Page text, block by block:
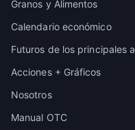
Granos y Alimentos
Calendario económico
Futuros de los principales
Acciones + Gráficos
Nosotros
Manual OTC